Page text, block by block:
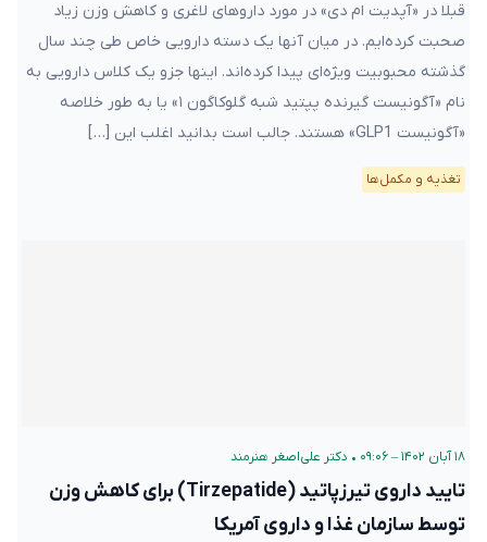
قبلا در «آپدیت ام دی» در مورد داروهای لاغری و کاهش وزن زیاد
صحبت کرده‌ایم. در میان آنها یک دسته دارویی خاص طی چند سال
گذشته محبوبیت ویژه‌ای پیدا کرده‌اند. اینها جزو یک کلاس دارویی به
نام «آگونیست گیرنده پپتید شبه گلوکاگون ۱» یا به طور خلاصه
«آگونیست GLP1» هستند. جالب است بدانید اغلب این […]
تغذیه و مکمل‌ها
۱۸ آبان ۱۴۰۲ – ۰۹:۰۶ • دکتر علی‌اصغر هنرمند
تایید داروی تیرزپاتید (Tirzepatide) برای کاهش وزن
توسط سازمان غذا و داروی آمریکا